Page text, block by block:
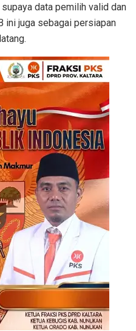
data pemilih valid dan
ini juga sebagai persiapan